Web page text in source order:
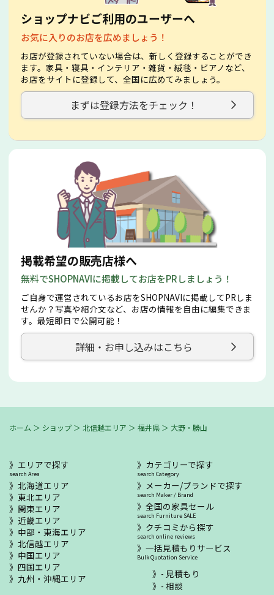
ショップナビご利用のユーザーへ
お気に入りのお店を広めましょう！
お店が登録されていない場合は、新しく登録することができ
ます。家具・寝具・インテリア・雑貨・絨毯・ビアノなど、
お店をサイトに登録して、全国に広めてみましょう。
まずは登録方法をチェック！
掲載希望の販売店様へ
無料でSHOPNAVIに掲載してお店をPRしましょう！
ご自身で運営されているお店をSHOPNAVIに掲載してPRしま
せんか？写真や紹介文など、お店の情報を自由に編集できま
す。最短即日で公開可能！
詳細・お申し込みはこちら
ホーム ＞ ショップ ＞ 北信越エリア ＞ 福井県 ＞ 大野・勝山
エリアで探す
search Area
北海道エリア
東北エリア
関東エリア
近畿エリア
中部・東海エリア
北信越エリア
中国エリア
四国エリア
九州・沖縄エリア
カテゴリーで探す
search Category
メーカー/ブランドで探す
search Maker / Brand
全国の家具セール
search Furniture SALE
クチコミから探す
search online reviews
一括見積もりサービス
Bulk Quotation Service
- 見積もり
- 相談